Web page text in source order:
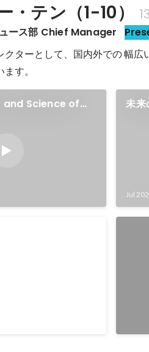
・テン（1-10）
ース部 Chief Manager
クターとして、国内外での 幅
and Science of
未来
Jul